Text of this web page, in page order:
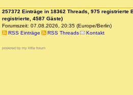
257372 Einträge in 18362 Threads, 975 registrierte
registrierte, 4587 Gäste)
Forumszeit: 07.08.2026, 20:35 (Europe/Berlin)
RSS Einträge
RSS Threads Kontakt
powered by my little forum